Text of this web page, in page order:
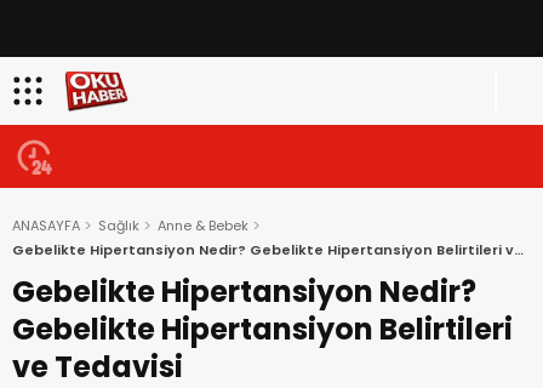
ANASAYFA Sağlık
Anne & Bebek
Gebelikte Hipertansiyon Nedir? Gebelikte Hipertansiyon Belirtileri ve
Tedavisi
Gebelikte Hipertansiyon Nedir?
Gebelikte Hipertansiyon Belirtileri
ve Tedavisi